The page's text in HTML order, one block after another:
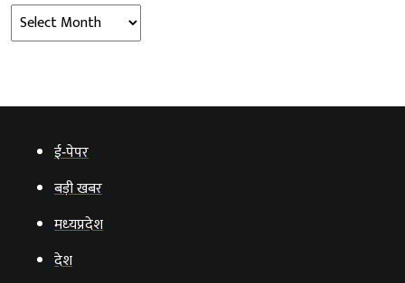
Archives
ई‑पेपर
बड़ी खबर
मध्‍यप्रदेश
देश